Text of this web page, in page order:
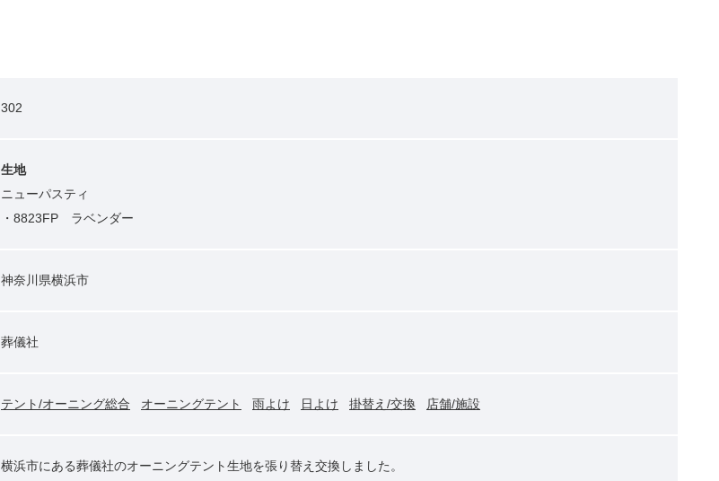
302
生地
ニューパスティ
・8823FP ラベンダー
神奈川県横浜市
葬儀社
テント/オーニング総合 オーニングテント 雨よけ 日よけ 掛替え/交換 店舗/施設
横浜市にある葬儀社のオーニングテント生地を張り替え交換しました。